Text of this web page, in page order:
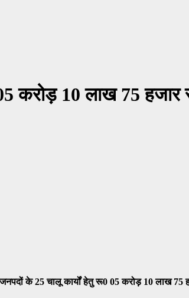
करोड़ 10 लाख 75
जनपदों के 25 चालू कार्यों हेतु रू0 05 करोड़ 10 लाख